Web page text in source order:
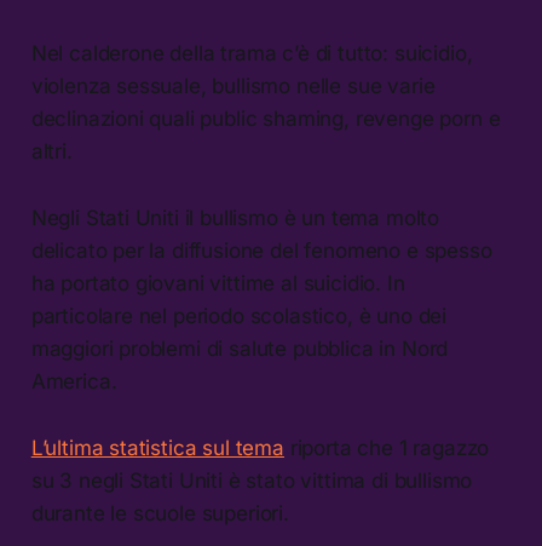
Nel calderone della trama c’è di tutto: suicidio,
violenza sessuale, bullismo nelle sue varie
declinazioni quali public shaming, revenge porn e
altri.
Negli Stati Uniti il bullismo è un tema molto
delicato per la diffusione del fenomeno e spesso
ha portato giovani vittime al suicidio. In
particolare nel periodo scolastico, è uno dei
maggiori problemi di salute pubblica in Nord
America.
L’ultima statistica sul tema riporta che 1 ragazzo
su 3 negli Stati Uniti è stato vittima di bullismo
durante le scuole superiori.